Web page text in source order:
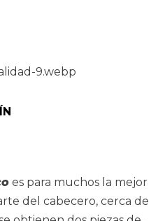
es para muchos la mejor
del cabecero, cerca de